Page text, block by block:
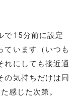
で15分前に設定
ています（いつも
れにしても接近通
の気持ちだけは同
感じた次第。